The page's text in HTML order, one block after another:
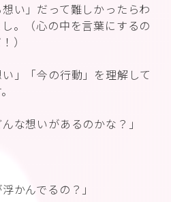
い」だって難しかったらわ
。（心の中を言葉にするの
）
」「今の行動」を理解して
な想いがあるのかな？」
かんでるの？」